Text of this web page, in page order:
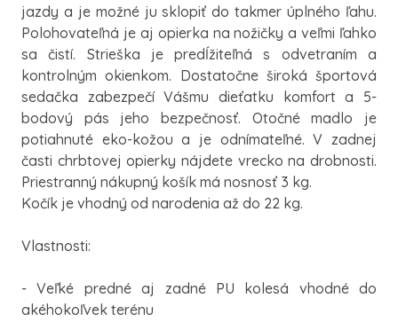
jazdy a je možné ju sklopiť do takmer úplného ľahu.
Polohovateľná je aj opierka na nožičky a veľmi ľahko
sa čistí. Strieška je predĺžiteľná s odvetraním a
kontrolným okienkom. Dostatočne široká športová
sedačka zabezpečí Vášmu dieťatku komfort a 5-
bodový pás jeho bezpečnosť. Otočné madlo je
potiahnuté eko-kožou a je odnímateľné. V zadnej
časti chrbtovej opierky nájdete vrecko na drobnosti.
Priestranný nákupný košík má nosnosť 3 kg.
Kočík je vhodný od narodenia až do 22 kg.
Vlastnosti:
- Veľké predné aj zadné PU kolesá vhodné do
akéhokoľvek terénu